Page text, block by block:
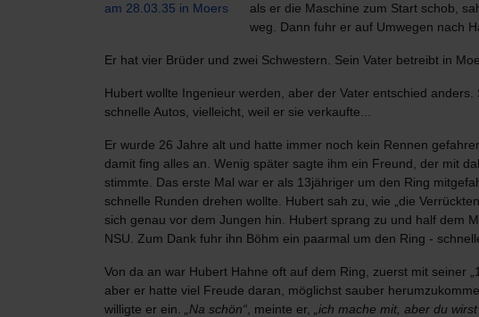
als er die Maschine zum Start schob,
weg. Dann fuhr er auf Umwegen nach
Er hat vier Brüder und zwei Schwestern. Sein Vater betreibt in
Hubert wollte Ingenieur werden, aber der Vater entschied
schnelle Autos, vielleicht, weil er sie verkaufte...
Er wurde 26 Jahre alt und hatte immer noch kein Rennen
damit fing alles an. Wenig später sagte ihm ein Freund, der mit
stimmte. Das erste Mal war er als 13jähriger um den Ring
schnelle Runden drehen wollte. Hubert sah zu, wie „die
sich genau vor dem Jungen hin. Hubert sprang zu und half dem
NSU. Zum Dank fuhr ihn Böhm ein paarmal um den Ring -
Von da an war Hubert Hahne oft auf dem Ring, zuerst mit seiner
aber er hatte viel Freude daran, möglichst sauber
willigte er ein.
„Na schön“ , meinte er, „ich mache mit, aber du